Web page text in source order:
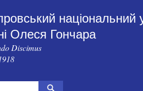
національний
Олеся Гончара
Discimus